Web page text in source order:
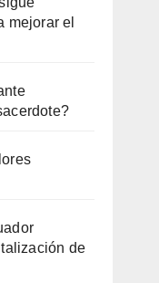
mejorar el
de